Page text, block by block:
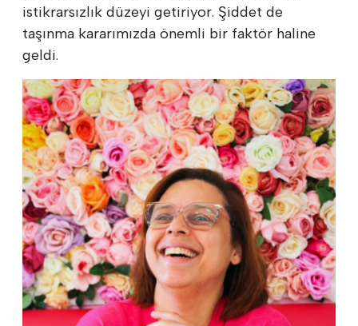
istikrarsızlık düzeyi getiriyor. Şiddet de
taşınma kararımızda önemli bir faktör haline
geldi.